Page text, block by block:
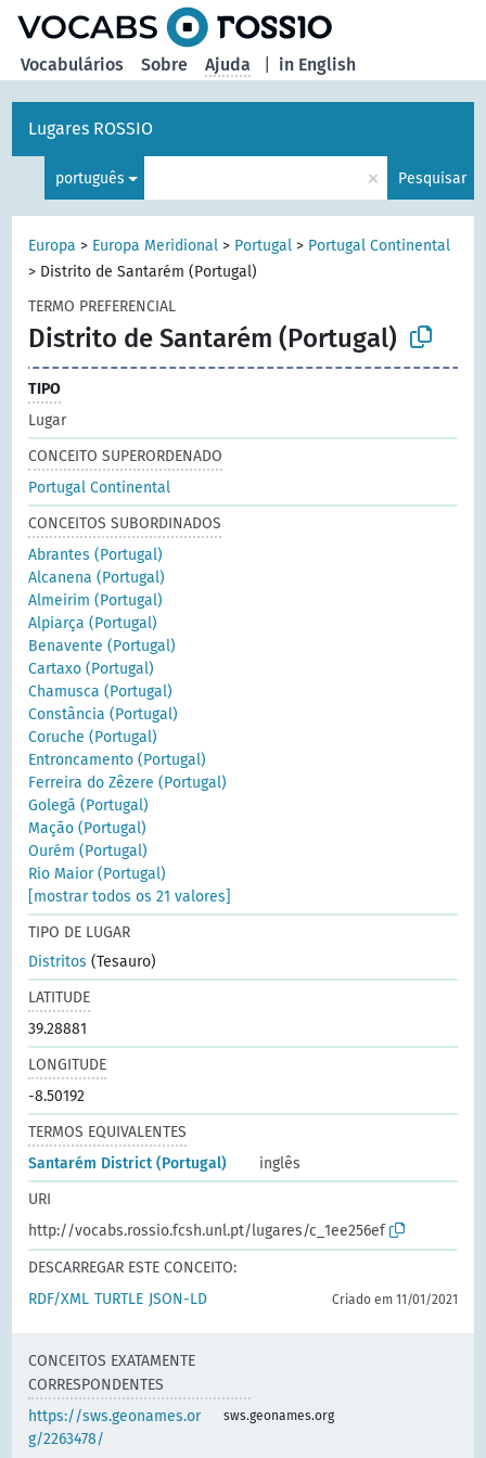
in English
Vocabulários Sobre Ajuda
Lugares ROSSIO
português × Pesquisar
Europa > Europa Meridional > Portugal > Portugal Continental
> Distrito de Santarém (Portugal)
TERMO PREFERENCIAL
Distrito de Santarém (Portugal)
TIPO
Lugar
CONCEITO SUPERORDENADO
Portugal Continental
CONCEITOS SUBORDINADOS
Abrantes (Portugal)
Alcanena (Portugal)
Almeirim (Portugal)
Alpiarça (Portugal)
Benavente (Portugal)
Cartaxo (Portugal)
Chamusca (Portugal)
Constância (Portugal)
Coruche (Portugal)
Entroncamento (Portugal)
Ferreira do Zêzere (Portugal)
Golegã (Portugal)
Mação (Portugal)
Ourém (Portugal)
Rio Maior (Portugal)
[mostrar todos os 21 valores]
TIPO DE LUGAR
Distritos (Tesauro)
LATITUDE
39.28881
LONGITUDE
-8.50192
TERMOS EQUIVALENTES
Santarém District (Portugal)
inglês
URI
http://vocabs.rossio.fcsh.unl.pt/lugares/c_1ee256ef
DESCARREGAR ESTE CONCEITO:
RDF/XML TURTLE JSON-LD Criado em 11/01/2021
CONCEITOS EXATAMENTE
CORRESPONDENTES
https://sws.geonames.or
g/2263478/
sws.geonames.org